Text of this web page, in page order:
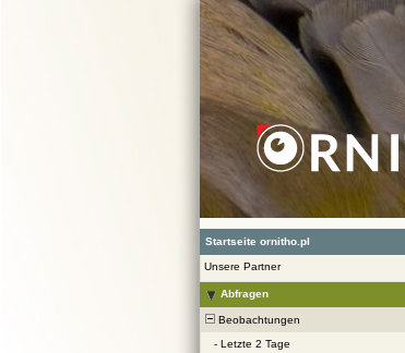
Startseite ornitho.pl
Unsere Partner
Abfragen
Beobachtungen
- Letzte 2 Tage